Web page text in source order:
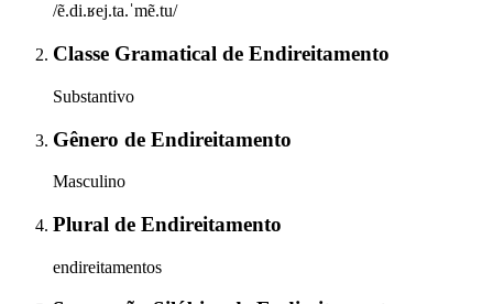
/ẽ.di.ʁej.ta.ˈmẽ.tu/
Classe Gramatical de Endireitamento
Substantivo
Gênero de Endireitamento
Masculino
Plural de Endireitamento
endireitamentos